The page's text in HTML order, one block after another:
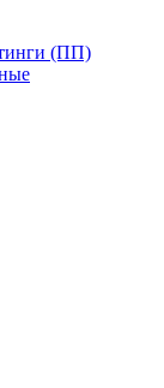
(ПП)